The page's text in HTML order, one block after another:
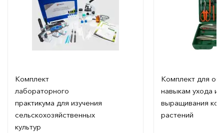
Комплект
лабораторного
практикума для изучения
сельскохозяйственных
культур
Комплект для
навыкам ухода и
выращивания
растений